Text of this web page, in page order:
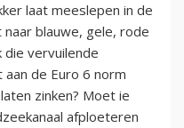
laat meeslepen in de
blauwe, gele, rode
die vervuilende
de Euro 6 norm
zinken? Moet ie
afploeteren